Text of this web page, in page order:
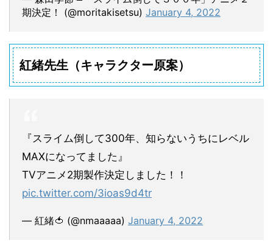
期決定！ (@moritakisetsu) January 4, 2022
紅緒先生（キャラクター原案）
『スライム倒して300年、知らないうちにレベル
MAXになってました』
TVアニメ2期製作決定しました！！
pic.twitter.com/3ioas9d4tr
— 紅緒🍅 (@nmaaaaa) January 4, 2022